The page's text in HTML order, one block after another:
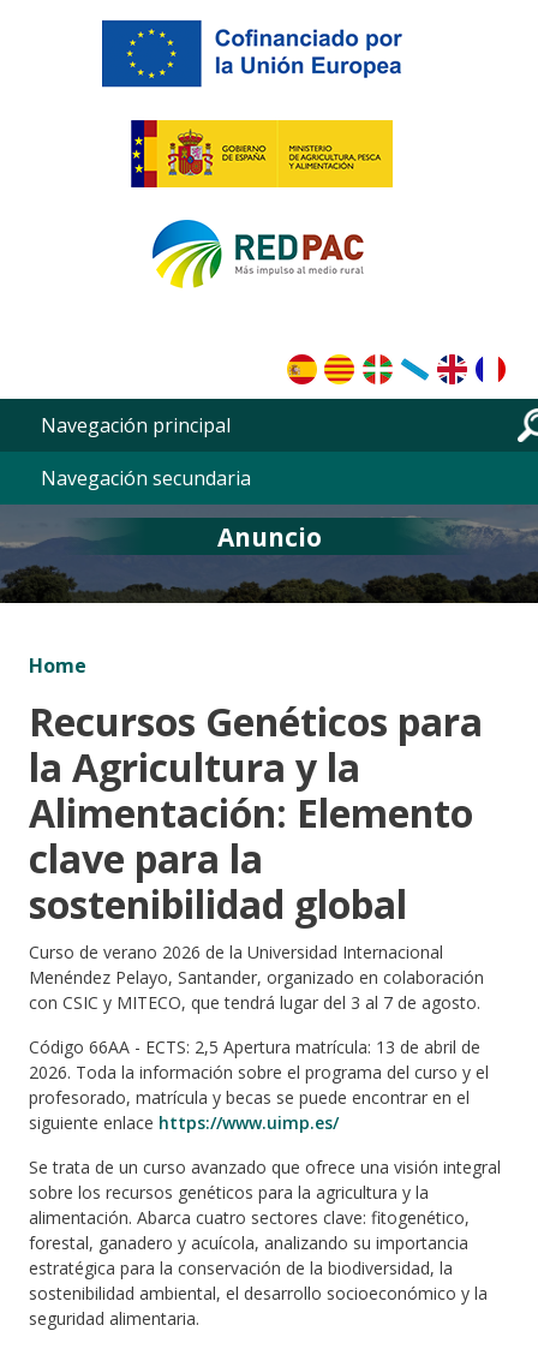
Pasar al contenido principal
Navegación principal
Navegación secundaria
Anuncio
Home
Recursos Genéticos para
la Agricultura y la
Alimentación: Elemento
clave para la
sostenibilidad global
Curso de verano 2026 de la Universidad Internacional
Menéndez Pelayo, Santander, organizado en colaboración
con CSIC y MITECO, que tendrá lugar del 3 al 7 de agosto.
Código 66AA - ECTS: 2,5 Apertura matrícula: 13 de abril de
2026. Toda la información sobre el programa del curso y el
profesorado, matrícula y becas se puede encontrar en el
siguiente enlace https://www.uimp.es/
Se trata de un curso avanzado que ofrece una visión integral
sobre los recursos genéticos para la agricultura y la
alimentación. Abarca cuatro sectores clave: fitogenético,
forestal, ganadero y acuícola, analizando su importancia
estratégica para la conservación de la biodiversidad, la
sostenibilidad ambiental, el desarrollo socioeconómico y la
seguridad alimentaria.